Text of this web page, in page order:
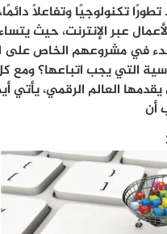
تكنولوجيًا وتفاعلًا
عبر الإنترنت، حيث
في مشروعهم الخاص على
التي يجب اتباعها؟ ومع
العالم الرقمي، يأتي
أن